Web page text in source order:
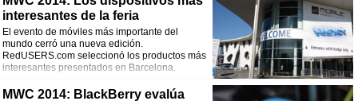
interesantes de la feria
El evento de móviles más importante del
mundo cerró una nueva edición.
RedUSERS.com seleccionó los productos más
interesantes presentados en Barcelona.
MWC 2014: BlackBerry evalúa